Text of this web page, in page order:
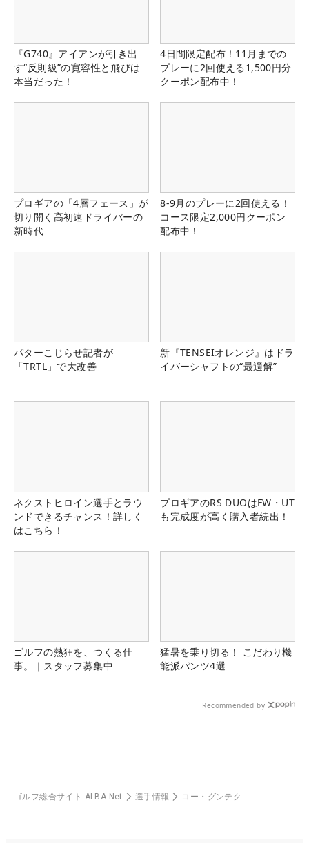
『G740』アイアンが引き出
す“反則級”の寛容性と飛びは
本当だった！
4日間限定配布！11月までの
プレーに2回使える1,500円分
クーポン配布中！
プロギアの「4層フェース」が
切り開く高初速ドライバーの
新時代
8-9月のプレーに2回使える！
コース限定2,000円クーポン
配布中！
パターこじらせ記者が
「TRTL」で大改善
新『TENSEIオレンジ』はドラ
イバーシャフトの“最適解”
ネクストヒロイン選手とラウ
ンドできるチャンス！詳しく
はこちら！
プロギアのRS DUOはFW・UT
も完成度が高く購入者続出！
ゴルフの熱狂を、つくる仕
事。｜スタッフ募集中
猛暑を乗り切る！ こだわり機
能派パンツ4選
Recommended by
ゴルフ総合サイト ALBA Net 選手情報 コー・グンテク